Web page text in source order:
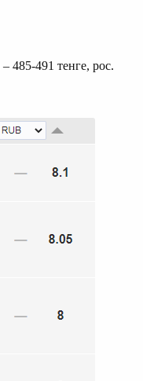
485-491 тенге, рос.